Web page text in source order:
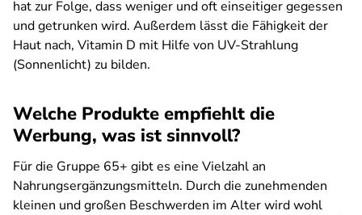
hat zur Folge, dass weniger und oft einseitiger gegessen
und getrunken wird. Außerdem lässt die Fähigkeit der
Haut nach, Vitamin D mit Hilfe von UV-Strahlung
(Sonnenlicht) zu bilden.
Welche Produkte empfiehlt die
Werbung, was ist sinnvoll?
Für die Gruppe 65+ gibt es eine Vielzahl an
Nahrungsergänzungsmitteln. Durch die zunehmenden
kleinen und großen Beschwerden im Alter wird wohl